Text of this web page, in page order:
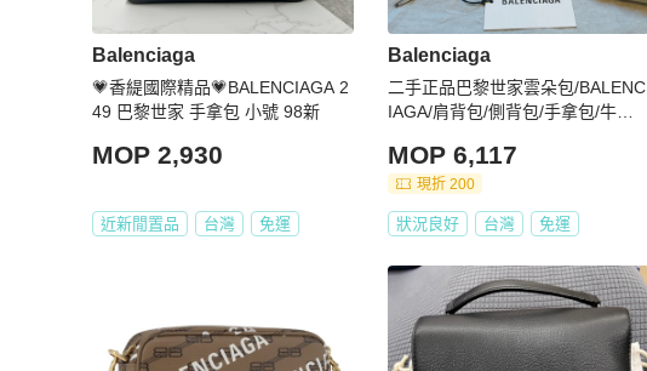
Balenciaga
💗香緹國際精品💗BALENCIAGA 2
49 巴黎世家 手拿包 小號 98新
MOP 2,930
近新閒置品 台灣 免運
Balenciaga
二手正品巴黎世家雲朵包/BALENC
IAGA/肩背包/側背包/手拿包/牛皮
MOP 6,117
現折 200
狀況良好 台灣 免運